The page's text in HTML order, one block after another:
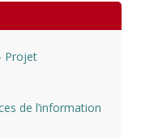
Projet
de l’information